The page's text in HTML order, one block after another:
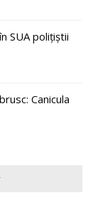
SUA polițiștii
Canicula